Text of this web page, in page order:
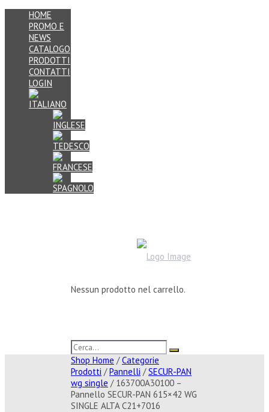
HOME
PROMO E
NEWS
CATALOGO
PRODOTTI
CONTATTI
LOGIN
Nessun prodotto nel carrello.
Shop Home /Categorie
Prodotti /Pannelli /SECUR-PAN
wg single / 163700A30100 –
Pannello SECUR-PAN 615×42 WG
SINGLE ALTA C21+7016